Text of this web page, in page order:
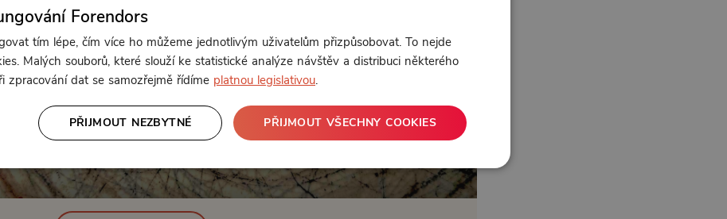
Od 129 Kč měsíčně
Forendors
tím lépe, čím více ho můžeme jednotlivým uživatelům přizpůsobovat. To nejde
Malých souborů, které slouží ke statistické analýze návštěv a distribuci některého
zpracování dat se samozřejmě řídíme platnou legislativou.
PŘIJMOUT VŠECHNY COOKIES
PŘIJMOUT NEZBYTNÉ